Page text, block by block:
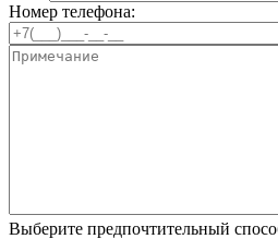
Номер телефона:
Выберите предпочтительный